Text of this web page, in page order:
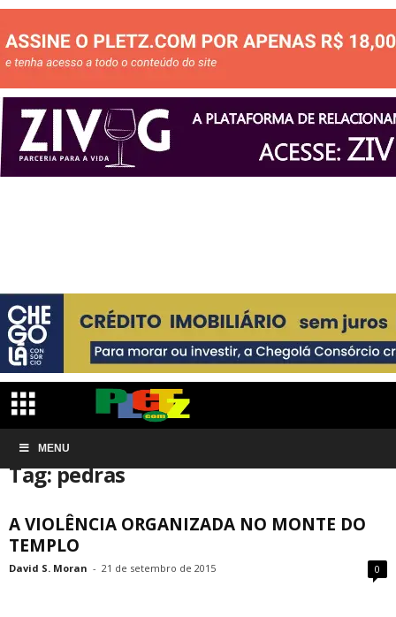
MENU
Início Tags
Tag: pedras
A VIOLÊNCIA ORGANIZADA NO MONTE DO
TEMPLO
David S. Moran - 21 de setembro de 2015 0